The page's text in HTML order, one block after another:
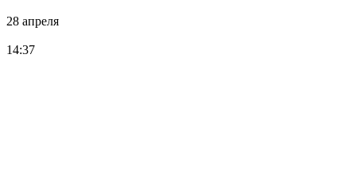
28 апреля
14:37